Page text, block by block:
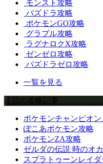
モンスト攻略
パズドラ攻略
ポケモンGO攻略
グラブル攻略
ラグナロクX攻略
ゼンゼロ攻略
パズドラゼロ攻略
一覧を見る
注目の攻略記事
ポケモンチャンピオ
ぽこあポケモン攻略
ポケモンZA攻略
ゼルダの伝説 時のオ
スプラトゥーンレイ